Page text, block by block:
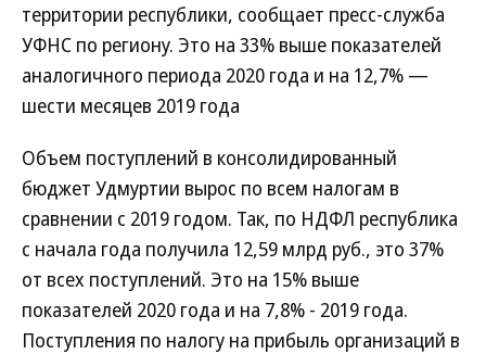
территории республики, сообщает пресс-служба
УФНС по региону. Это на 33% выше показателей
аналогичного периода 2020 года и на 12,7% —
шести месяцев 2019 года
Объем поступлений в консолидированный
бюджет Удмуртии вырос по всем налогам в
сравнении с 2019 годом. Так, по НДФЛ республика
с начала года получила 12,59 млрд руб., это 37%
от всех поступлений. Это на 15% выше
показателей 2020 года и на 7,8% - 2019 года.
Поступления по налогу на прибыль организаций в